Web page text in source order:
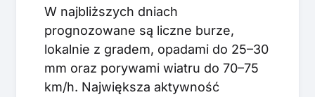
W najbliższych dniach
prognozowane są liczne burze,
lokalnie z gradem, opadami do 25–30
mm oraz porywami wiatru do 70–75
km/h. Największa aktywność